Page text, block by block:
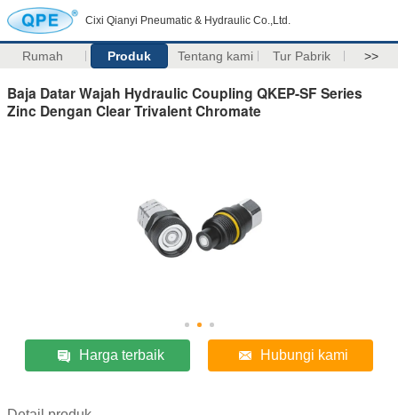
Cixi Qianyi Pneumatic & Hydraulic Co.,Ltd.
Rumah Produk Tentang kami Tur Pabrik >>
Baja Datar Wajah Hydraulic Coupling QKEP-SF Series
Zinc Dengan Clear Trivalent Chromate
Harga terbaik Hubungi kami